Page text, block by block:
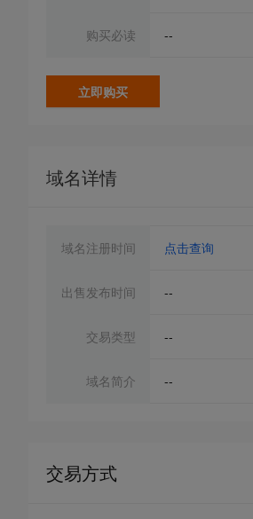
购买必读 --
立即购买
域名详情
域名注册时间 点击查询
出售发布时间 --
交易类型 --
域名简介 --
交易方式